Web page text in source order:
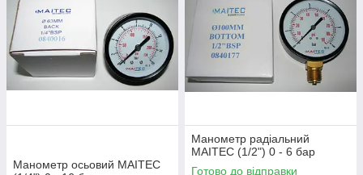
Манометр осьовий MAITEC
Манометр радіальний
MAITEC (1/2") 0 - 6 бар
Готово до відправки